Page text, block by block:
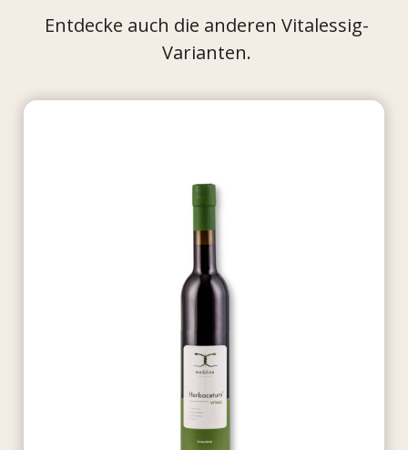
Entdecke auch die anderen Vitalessig-
Varianten.